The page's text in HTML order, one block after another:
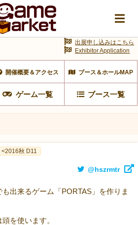
開催概要＆アクセス ブース＆ホールMAP
ゲーム一覧 ブース一覧
出展申し込みはこちら
Exhibitor Application
<2016秋 D11
@hszrmtr
出来るゲーム「PORTAS」を作りま
を使います。